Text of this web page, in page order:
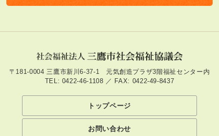
〒181-0004 三鷹市新川6-37-1 元気創造プラザ3階福祉センター内
TEL: 0422-46-1108 ／ FAX: 0422-49-8437
トップページ
お問い合わせ